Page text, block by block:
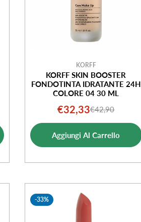
KORFF
KORFF SKIN BOOSTER
FONDOTINTA IDRATANTE 24H
COLORE 04 30 ML
Prezzo
di
vendita
€32,33Prezzo
normale
€42,90
Aggiungi Al Carrello
-33%